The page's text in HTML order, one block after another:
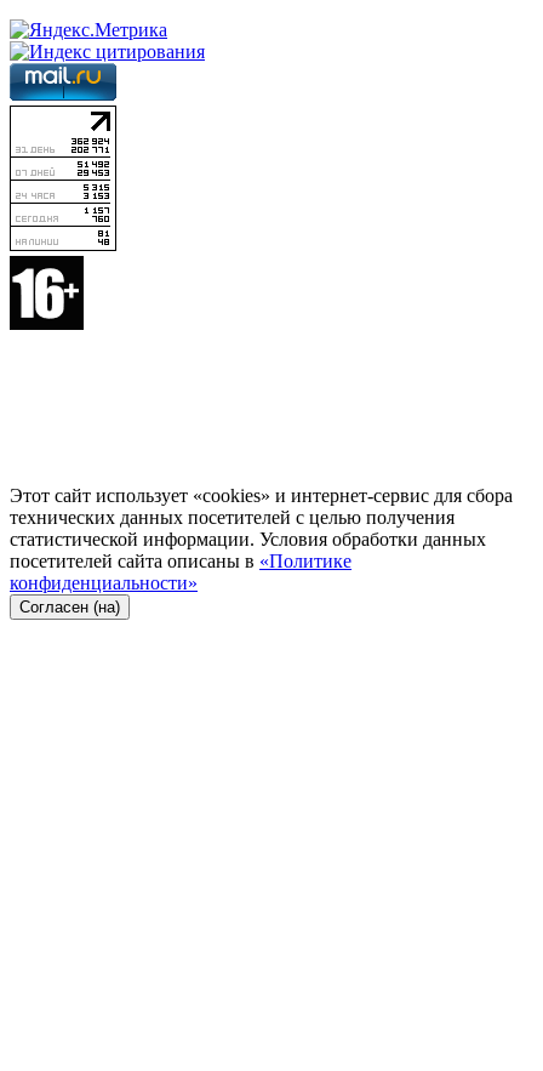
Этот сайт использует «cookies» и интернет-сервис для сбора
технических данных посетителей с целью получения
статистической информации. Условия обработки данных
посетителей сайта описаны в «Политике
конфиденциальности»
Согласен (на)